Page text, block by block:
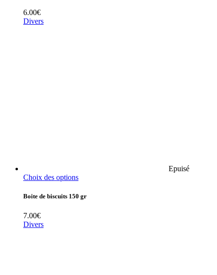
6.00€
Divers
Epuisé
Choix des options
Boite de biscuits 150 gr
7.00€
Divers